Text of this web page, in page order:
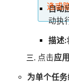
自动
动执
描述:
选或
点击应
为单个任